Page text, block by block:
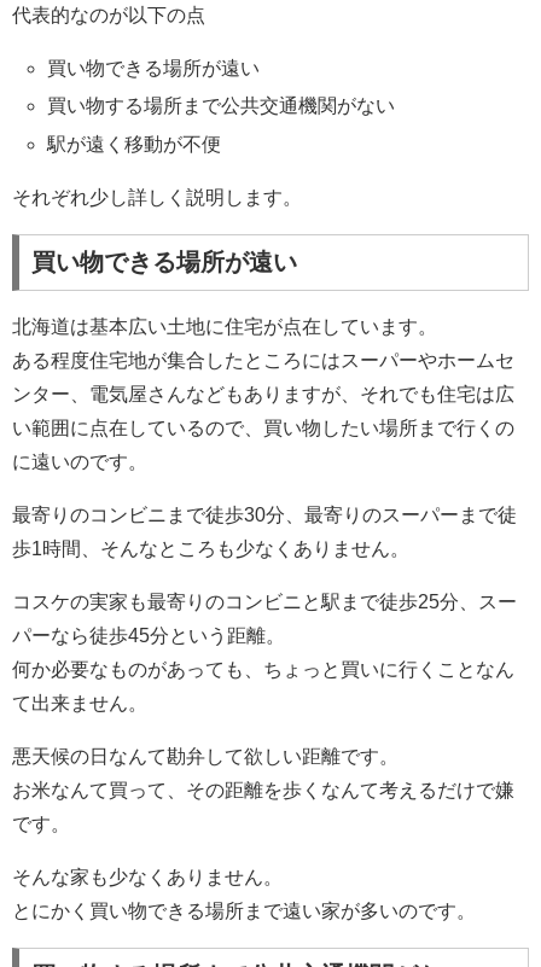
代表的なのが以下の点
買い物できる場所が遠い
買い物する場所まで公共交通機関がない
駅が遠く移動が不便
それぞれ少し詳しく説明します。
買い物できる場所が遠い
北海道は基本広い土地に住宅が点在しています。
ある程度住宅地が集合したところにはスーパーやホームセ
ンター、電気屋さんなどもありますが、それでも住宅は広
い範囲に点在しているので、買い物したい場所まで行くの
に遠いのです。
最寄りのコンビニまで徒歩30分、最寄りのスーパーまで徒
歩1時間、そんなところも少なくありません。
コスケの実家も最寄りのコンビニと駅まで徒歩25分、スー
パーなら徒歩45分という距離。
何か必要なものがあっても、ちょっと買いに行くことなん
て出来ません。
悪天候の日なんて勘弁して欲しい距離です。
お米なんて買って、その距離を歩くなんて考えるだけで嫌
です。
そんな家も少なくありません。
とにかく買い物できる場所まで遠い家が多いのです。